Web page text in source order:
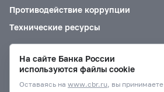
Противодействие коррупции
Технические ресурсы
Версия для слабовидящих
На сайте Банка России
используются файлы cookie
Оставаясь на www.cbr.ru, вы принимаете